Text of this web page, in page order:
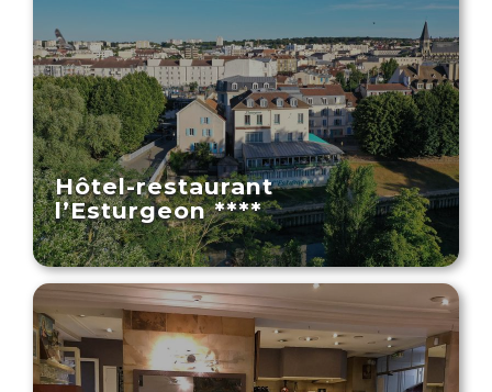
Hôtel-restaurant
l’Esturgeon ****